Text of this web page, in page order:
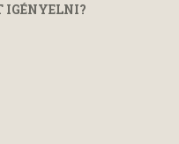
IGÉNYELNI?